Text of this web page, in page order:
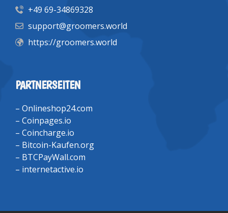
+49 69-34869328
support@groomers.world
https://groomers.world
PARTNERSEITEN
– Onlineshop24.com
– Coinpages.io
– Coincharge.io
– Bitcoin-Kaufen.org
– BTCPayWall.com
– internetactive.io